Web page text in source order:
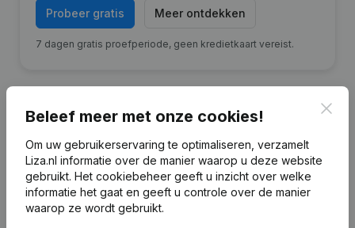
Probeer gratis Meer ontdekken
7 dagen gratis proefperiode, geen kredietkaart vereist.
Financiële gegevensvan Bruwo
2024 2023 2022
Beleef meer met onze cookies!
Om uw gebruikerservaring te optimaliseren, verzamelt
Liza.nl informatie over de manier waarop u deze website
gebruikt. Het cookiebeheer geeft u inzicht over welke
informatie het gaat en geeft u controle over de manier
waarop ze wordt gebruikt.